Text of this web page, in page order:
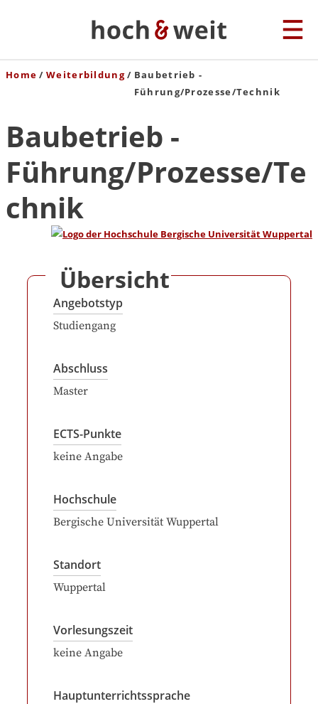
Home Weiterbildung
Baubetrieb -
Führung/Prozesse/Technik
Baubetrieb -
Führung/Prozesse/Te
chnik
Übersicht
Angebotstyp
Studiengang
Abschluss
Master
ECTS-Punkte
keine Angabe
Hochschule
Bergische Universität Wuppertal
Standort
Wuppertal
Vorlesungszeit
keine Angabe
Hauptunterrichtssprache